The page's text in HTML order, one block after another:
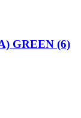
GREEN (6)